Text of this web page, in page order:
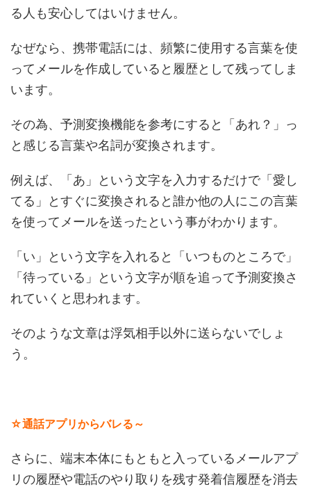
る人も安心してはいけません。
なぜなら、携帯電話には、頻繁に使用する言葉を使
ってメールを作成していると履歴として残ってしま
います。
その為、予測変換機能を参考にすると「あれ？」っ
と感じる言葉や名詞が変換されます。
例えば、「あ」という文字を入力するだけで「愛し
てる」とすぐに変換されると誰か他の人にこの言葉
を使ってメールを送ったという事がわかります。
「い」という文字を入れると「いつものところで」
「待っている」という文字が順を追って予測変換さ
れていくと思われます。
そのような文章は浮気相手以外に送らないでしょ
う。
☆通話アプリからバレる～
さらに、端末本体にもともと入っているメールアプ
リの履歴や電話のやり取りを残す発着信履歴を消去